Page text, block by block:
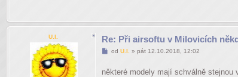
U.I. Re: Při airsoftu v Milovicích
Příspěvek
od U.I. » pát 12.10.2018, 12:02
některé modely mají schválně stejnou